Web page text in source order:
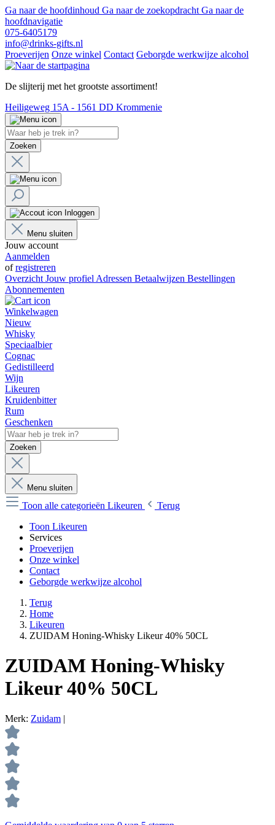
Ga naar de hoofdinhoud Ga naar de zoekopdracht Ga naar de
hoofdnavigatie
075-6405179
info@drinks-gifts.nl
Proeverijen Onze winkel Contact Geborgde werkwijze alcohol
De slijterij met het grootste assortiment!
Heiligeweg 15A - 1561 DD Krommenie
Zoeken
Inloggen
Menu sluiten
Jouw account
Aanmelden
ofregistreren
Overzicht Jouw profiel Adressen Betaalwijzen Bestellingen
Abonnementen
Winkelwagen
Nieuw
Whisky
Speciaalbier
Cognac
Gedistilleerd
Wijn
Likeuren
Kruidenbitter
Rum
Geschenken
Zoeken
Menu sluiten
Toon alle categorieën Likeuren
Terug
Toon Likeuren
Services
Proeverijen
Onze winkel
Contact
Geborgde werkwijze alcohol
Terug
Home
Likeuren
ZUIDAM Honing-Whisky Likeur 40% 50CL
ZUIDAM Honing-Whisky
Likeur 40% 50CL
Merk: Zuidam |